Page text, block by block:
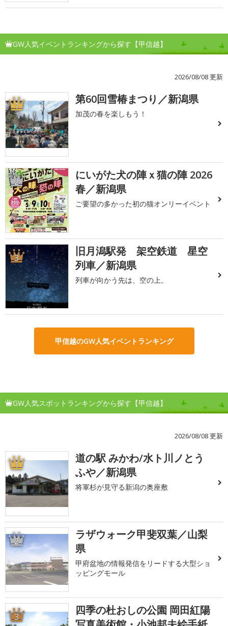
GW人気イベントランキングから探す【甲信越】
2026/08/08 更新
1 第60回雪椿まつり／新潟県
加茂の春を楽しもう！
2
にいがた犬の陣ｘ猫の陣 2026
春／新潟県
ご要望の多かった初の猫オンリーイベント
3
旧月潟駅発 架空鉄道 星空
列車／新潟県
列車が向かう先は、空の上。
甲信越のGW人気イベントランキング
GW人気スポットランキングから探す【甲信越】
2026/08/08 更新
1
道の駅 みかわ/水ト川ノとう
ふや／新潟県
将軍杉が見守る新潟の奥座敷
2
ラザウォーク甲斐双葉／山梨
県
甲府盆地の情報発信をリードする大型ショ
ッピングモール
3
四季の杜おしの公園 岡田紅陽